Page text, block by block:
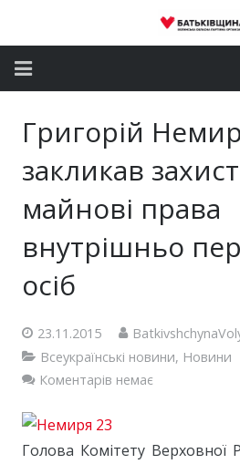
Новини
Депутатський корпус
Громадські приймальні
Контакти
Григорій
закликав
майнові права
внутрішньо
осіб
23.11.2015
Всеукраїнські новини, Новини
Коментарів немає
Голова Комітету Верховної